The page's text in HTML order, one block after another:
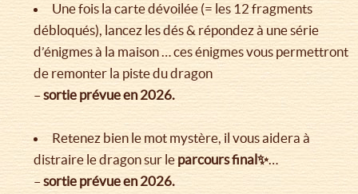
Une fois la carte dévoilée (= les 12 fragments
débloqués), lancez les dés & répondez à une série
d’énigmes à la maison … ces énigmes vous permettront
de remonter la piste du dragon
–sortie prévue en 2026.
Retenez bien le mot mystère, il vous aidera à
distraire le dragon sur le parcours final✨…
–sortie prévue en 2026.